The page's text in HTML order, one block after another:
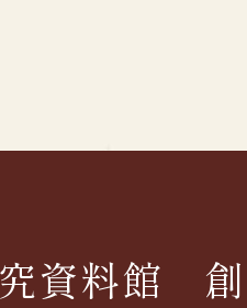
資料館